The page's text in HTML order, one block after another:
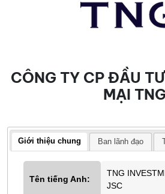
CÔNG TY CP ĐẦU
MẠI TNG
Giới thiệu chung Ban lãnh đạo
Tên tiếng Anh:
TNG
JSC